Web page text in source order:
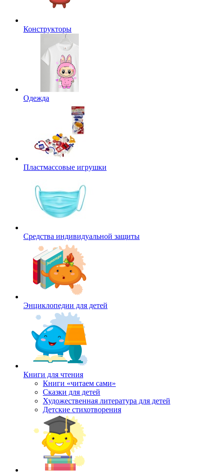
Конструкторы
Одежда
Пластмассовые игрушки
Средства индивидуальной защиты
Энциклопедии для детей
Книги для чтения
Книги «читаем сами»
Сказки для детей
Художественная литература для детей
Детские стихотворения